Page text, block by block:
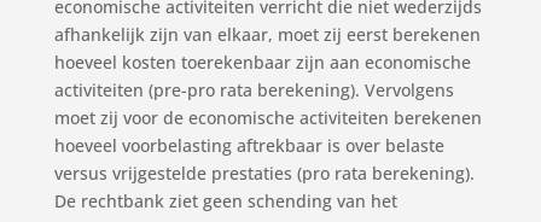
economische activiteiten verricht die niet wederzijds
afhankelijk zijn van elkaar, moet zij eerst berekenen
hoeveel kosten toerekenbaar zijn aan economische
activiteiten (pre-pro rata berekening). Vervolgens
moet zij voor de economische activiteiten berekenen
hoeveel voorbelasting aftrekbaar is over belaste
versus vrijgestelde prestaties (pro rata berekening).
De rechtbank ziet geen schending van het